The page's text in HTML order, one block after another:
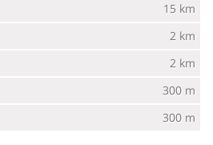
15 km
2 km
2 km
300 m
300 m